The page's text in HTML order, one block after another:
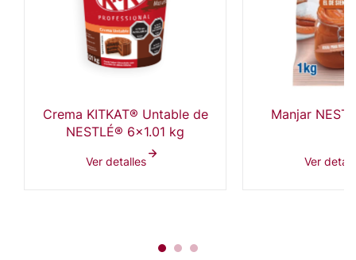
Crema KITKAT® Untable de
NESTLÉ® 6x1.01 kg
Ver detalles
Manjar
Ver